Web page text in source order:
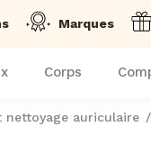
Marques
Corps
auriculaire